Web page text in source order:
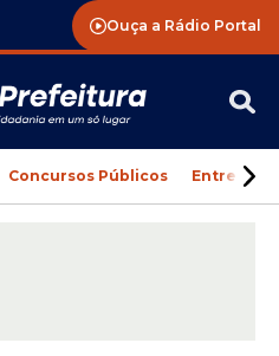
Ouça a Rádio Portal
Concursos Públicos